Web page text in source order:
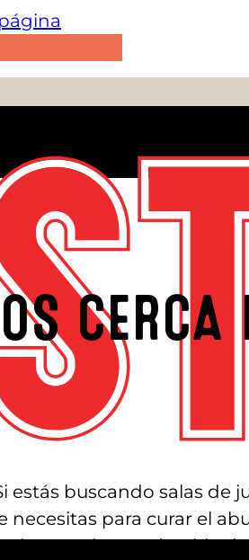
CERCA
estás buscando salas de
necesitas para curar el
juegos de arcade,